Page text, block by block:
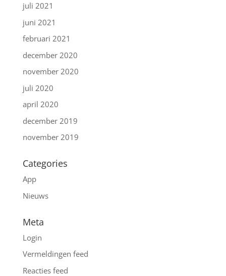
juli 2021
juni 2021
februari 2021
december 2020
november 2020
juli 2020
april 2020
december 2019
november 2019
Categories
App
Nieuws
Meta
Login
Vermeldingen feed
Reacties feed